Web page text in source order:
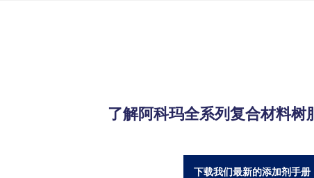
了解阿科玛全系列复合材料树
下载我们最新的添加剂手册